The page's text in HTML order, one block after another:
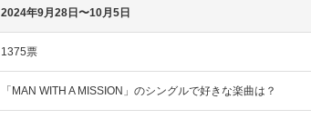
2024年9月28日〜10月5日
1375票
「MAN WITH A MISSION」のシングルで好きな楽曲は？